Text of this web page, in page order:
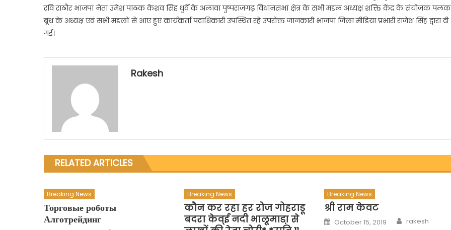
रवि राठौर भाजपा नेता उमेश पाठक केशव सिंह धुर्वे के अलावा पुष्पराजगढ़ विधानसभा क्षेत्र के सभी मंडल अध्यक्ष शक्ति केंद्र के संयोजक पलक
बूथ के अध्यक्ष एवं सभी मंडलों से आए हुए कार्यकर्ता पदाधिकारी उपस्थित रहे उपरोक्त जानकारी भाजपा जिला मीडिया प्रभारी राजेश सिंह द्वारा दी
गई।
Rakesh
RELATED ARTICLES
Breaking News
Торговые роботы
Алготрейдинг
Breaking News
कौन कर रहा हर रोज गोहराडू
बदरा केव्ई नदी भालूमाडा़ से
Breaking News
श्री राम केवट
Posted
on
October 15, 2019 Author
rakesh